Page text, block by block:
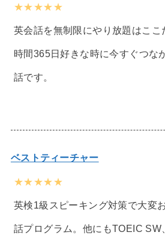
★★★★★
英会話を無制限にやり放題はこ
時間365日好きな時に今すぐつな
話です。
ベストティーチャー
★★★★★
英検1級スピーキング対策で大変
話プログラム。他にもTOEIC SW